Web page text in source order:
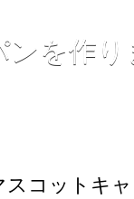
ンを作
スコットキ